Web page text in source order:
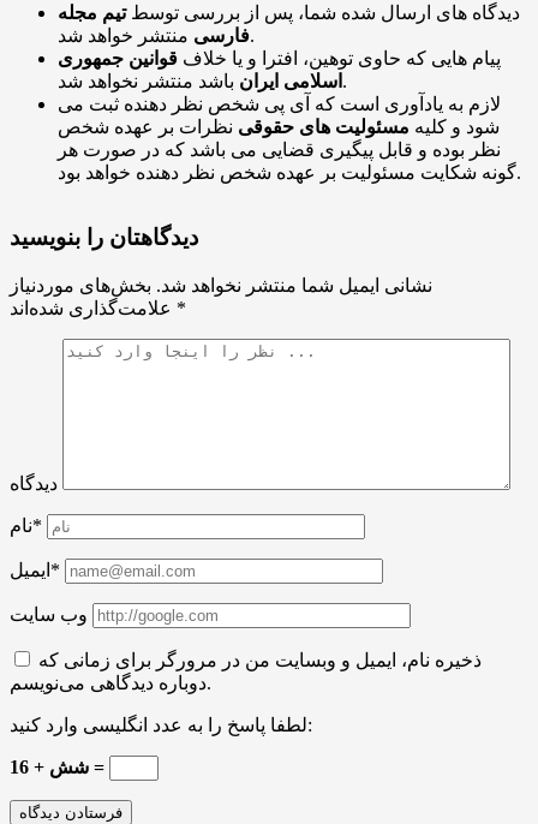
دیدگاه های ارسال شده شما، پس از بررسی توسطتیم مجله
فارسیمنتشر خواهد شد.
پیام هایی که حاوی توهین، افترا و یا خلاف قوانین جمهوری
اسلامی ایران باشد منتشر نخواهد شد.
لازم به یادآوری است که آی پی شخص نظر دهنده ثبت می
شود و کلیه مسئولیت های حقوقی نظرات بر عهده شخص
نظر بوده و قابل پیگیری قضایی می باشد که در صورت هر
گونه شکایت مسئولیت بر عهده شخص نظر دهنده خواهد بود.
دیدگاهتان را بنویسید
نشانی ایمیل شما منتشر نخواهد شد. بخش‌های موردنیاز
*
دیدگاه
نام*
ایمیل*
وب سایت
ذخیره نام، ایمیل و وبسایت من در مرورگر برای زمانی که
دوباره دیدگاهی می‌نویسم.
لطفا پاسخ را به عدد انگلیسی وارد کنید:
16 + شش =